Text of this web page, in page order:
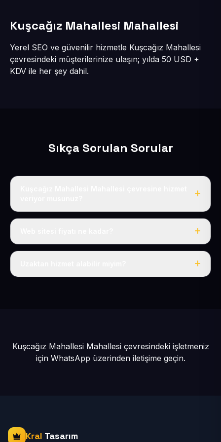
Kuşcağız Mahallesi Mahallesi
Yerel SEO ve güvenilir hizmetle Kuşcağız Mahallesi
çevresindeki müşterilerinize ulaşın; yılda 50 USD +
KDV ile her şey dahil.
Sıkça Sorulan Sorular
Evet, Kuşcağız Mahallesi dahil tüm Tomarza ve
Tek fiyat: yılda 50 USD + KDV, her şey dahil.
Kuşcağız Mahallesi Mahallesi çevresindeki işletmeniz
için WhatsApp üzerinden iletişime geçin.
Kral Tasarım